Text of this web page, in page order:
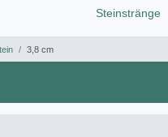
Steinstränge
3,8 cm